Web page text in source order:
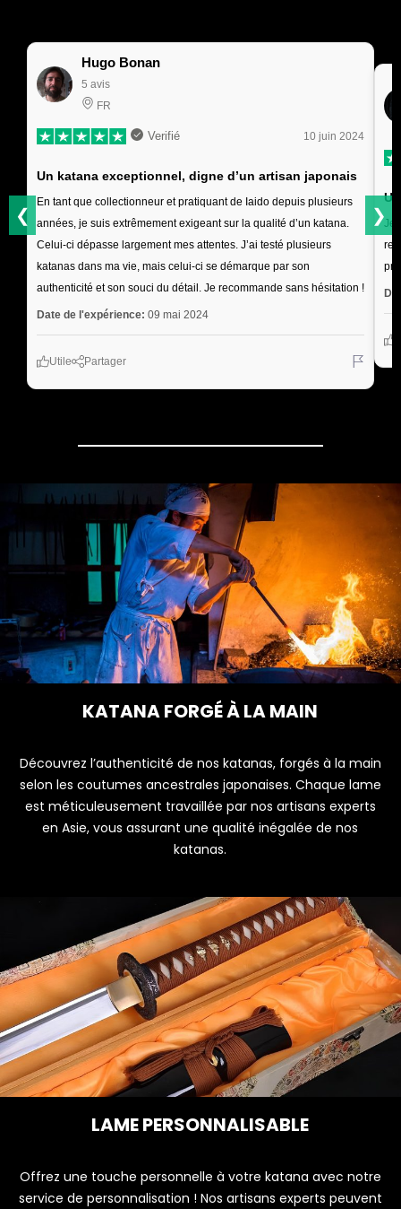
❮
Hugo Bonan
5 avis
FR
Verifié 10 juin 2024
Un katana exceptionnel, digne d’un artisan japonais
En tant que collectionneur et pratiquant de Iaido depuis plusieurs
années, je suis extrêmement exigeant sur la qualité d’un katana.
Celui-ci dépasse largement mes attentes. J’ai testé plusieurs
katanas dans ma vie, mais celui-ci se démarque par son
authenticité et son souci du détail. Je recommande sans hésitation !
Date de l'expérience: 09 mai 2024
Utile Partager
Je
❯
KATANA FORGÉ À LA MAIN
Découvrez l’authenticité de nos katanas, forgés à la main
selon les coutumes ancestrales japonaises. Chaque lame
est méticuleusement travaillée par nos artisans experts
en Asie, vous assurant une qualité inégalée de nos
katanas.
LAME PERSONNALISABLE
Offrez une touche personnelle à votre katana avec notre
service de personnalisation ! Nos artisans experts peuvent